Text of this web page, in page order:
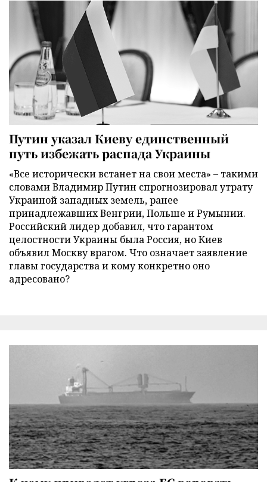
Путин указал Киеву единственный
путь избежать распада Украины
«Все исторически встанет на свои места» – такими
словами Владимир Путин спрогнозировал утрату
Украиной западных земель, ранее
принадлежавших Венгрии, Польше и Румынии.
Российский лидер добавил, что гарантом
целостности Украины была Россия, но Киев
объявил Москву врагом. Что означает заявление
главы государства и кому конкретно оно
адресовано?